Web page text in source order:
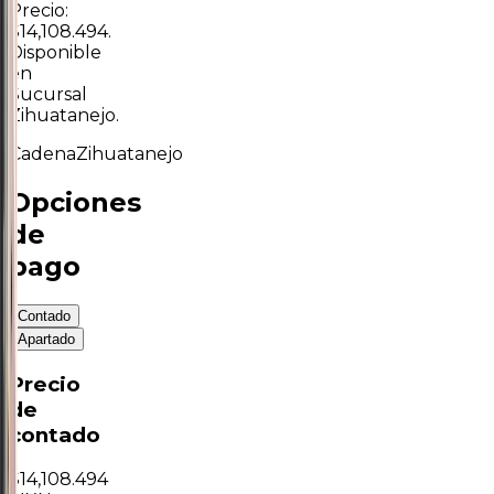
Precio:
$14,108.494.
Disponible
en
Sucursal
Zihuatanejo.
CadenaZihuatanejo
Opciones
de
pago
Contado
Apartado
Precio
de
contado
$14,108.494